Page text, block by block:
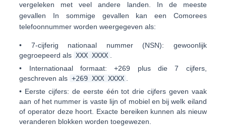
vergeleken met veel andere landen. In de meeste
gevallen In sommige gevallen kan een Comorees
telefoonnummer worden weergegeven als:
• 7-cijferig nationaal nummer (NSN): gewoonlijk
gegroepeerd als XXX XXXX
• Internationaal formaat: +269 plus die 7 cijfers,
geschreven als +269 XXX XXXX
• Eerste cijfers: de eerste één tot drie cijfers geven vaak
aan of het nummer is vaste lijn of mobiel en bij welk eiland
of operator deze hoort. Exacte bereiken kunnen als nieuw
veranderen blokken worden toegewezen.